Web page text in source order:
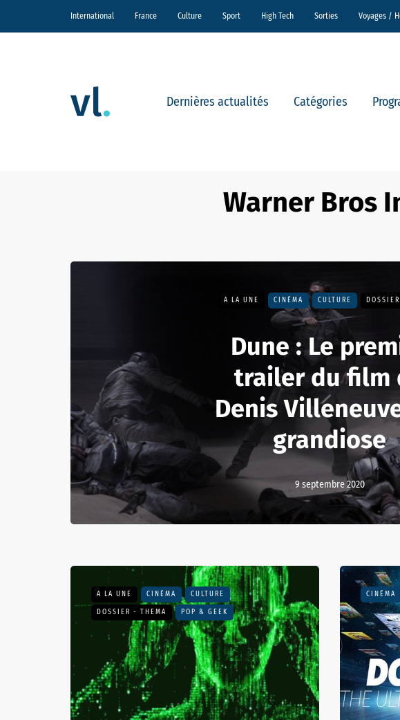
International France Culture Sport High Tech Sorties Voyages /
Dernières actualités Catégories
Warner Bros
A LA UNE CINÉMA CULTURE
Dune : Le
trailer du film
Denis
grandiose
9 septembre 2020
A LA UNE CINÉMA CULTURE
DOSSIER - THEMA POP & GEEK
CINÉMA